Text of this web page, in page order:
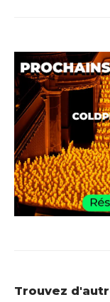
Trouvez